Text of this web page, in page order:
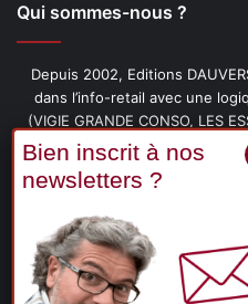
Qui sommes-nous ?
Depuis 2002, Editions
dans l’info-retail avec une
(VIGIE GRANDE CONSO, LES
livres (PENSER-CLIENT, IMAGE-
PRÉFÉRÉ DE VOS
PROMOFLASH, DRIVE
CONSO), podcasts (CAFÉ
vous êtes, ainsi que les
communauté de